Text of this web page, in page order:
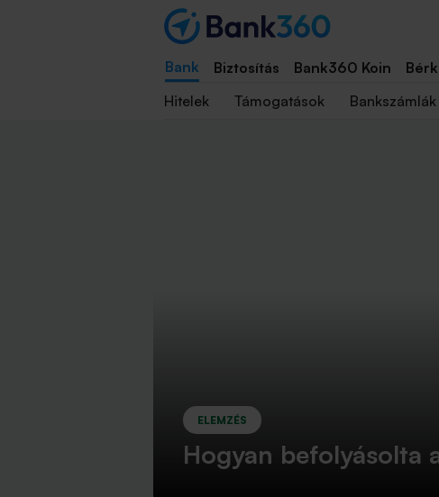
Bank Biztosítás Bank360 Koin
Hitelek
Támogatások Bankszámlák
ELEMZÉS
Hogyan befolyásolta